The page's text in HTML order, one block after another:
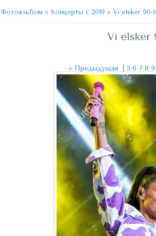
Фотоальбом » Концерты с 2019 » Vi elsker 90-
Vi elsker
« Предыдущая 5 6 7 8 9